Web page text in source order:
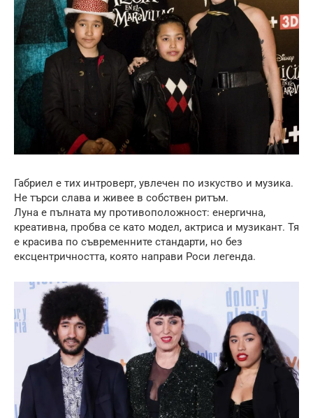
Габриел е тих интроверт, увлечен по изкуство и музика.
Не търси слава и живее в собствен ритъм.
Луна е пълната му противоположност: енергична,
креативна, пробва се като модел, актриса и музикант. Тя
е красива по съвременните стандарти, но без
ексцентричността, която направи Роси легенда.